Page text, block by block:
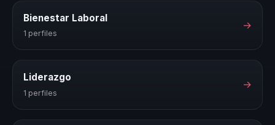
Bienestar Laboral
1 perfiles
→
Liderazgo
1 perfiles
→